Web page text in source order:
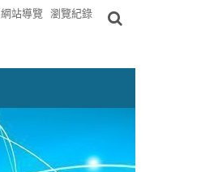
網站導覽 瀏覽紀錄